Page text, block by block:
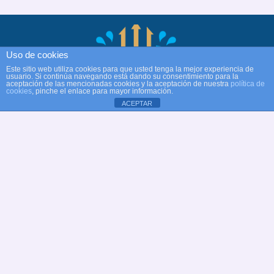
Uso de cookies
Este sitio web utiliza cookies para que usted tenga la mejor experiencia de
usuario. Si continúa navegando está dando su consentimiento para la
aceptación de las mencionadas cookies y la aceptación de nuestra política de
cookies, pinche el enlace para mayor información.
ACEPTAR